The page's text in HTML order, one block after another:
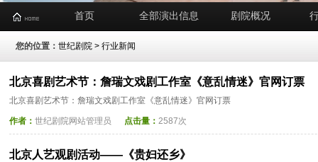
首页 全部演出信息 剧院概况
您的位置： 世纪剧院 > 行业新闻
北京喜剧艺术节：詹瑞文戏剧工作室《意乱情迷》官网订票
北京喜剧艺术节：詹瑞文戏剧工作室《意乱情迷》官网订票
作者： 世纪剧院网站管理员 点击量： 2587次
北京人艺观剧活动——《贵妇还乡》